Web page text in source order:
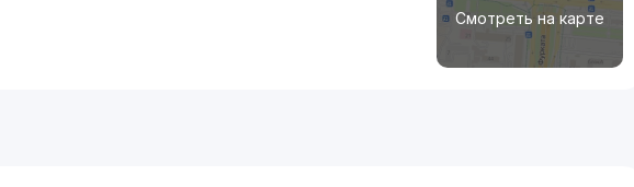
Смотреть на карте